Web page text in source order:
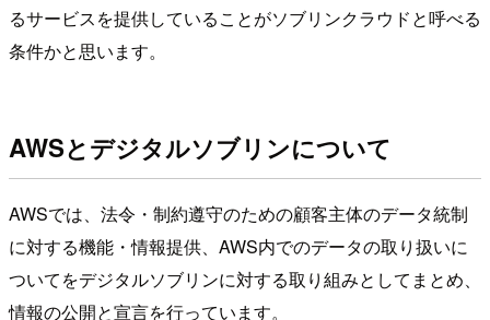
るサービスを提供していることがソブリンクラウドと呼べる
条件かと思います。
AWSとデジタルソブリンについて
AWSでは、法令・制約遵守のための顧客主体のデータ統制
に対する機能・情報提供、AWS内でのデータの取り扱いに
ついてをデジタルソブリンに対する取り組みとしてまとめ、
情報の公開と宣言を行っています。